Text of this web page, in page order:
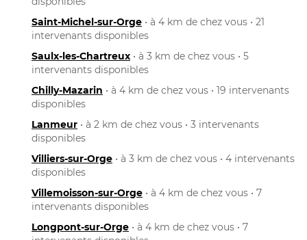
Saint-Michel-sur-Orge • à 4 km de chez vous • 21
intervenants disponibles
Saulx-les-Chartreux • à 3 km de chez vous • 5
intervenants disponibles
Chilly-Mazarin • à 4 km de chez vous • 19 intervenants
disponibles
Lanmeur • à 2 km de chez vous • 3 intervenants
disponibles
Villiers-sur-Orge • à 3 km de chez vous • 4 intervenants
disponibles
Villemoisson-sur-Orge • à 4 km de chez vous • 7
intervenants disponibles
Longpont-sur-Orge • à 4 km de chez vous • 7